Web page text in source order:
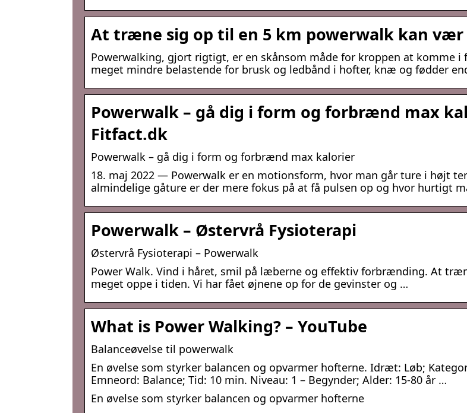
At træne sig op til en 5 km powerwalk kan vær
Powerwalking, gjort rigtigt, er en skånsom måde for kroppen at komme i
meget mindre belastende for brusk og ledbånd i hofter, knæ og fødder
Powerwalk – gå dig i form og forbrænd max
Fitfact.dk
Powerwalk – gå dig i form og forbrænd max kalorier
18. maj 2022 — Powerwalk er en motionsform, hvor man går ture i højt
almindelige gåture er der mere fokus på at få pulsen op og hvor hurtigt
Powerwalk – Østervrå Fysioterapi
Østervrå Fysioterapi – Powerwalk
Power Walk. Vind i håret, smil på læberne og effektiv forbrænding. At
meget oppe i tiden. Vi har fået øjnene op for de gevinster og …
What is Power Walking? – YouTube
Balanceøvelse til powerwalk
En øvelse som styrker balancen og opvarmer hofterne. Idræt: Løb;
Emneord: Balance; Tid: 10 min. Niveau: 1 – Begynder; Alder: 15-80 år …
En øvelse som styrker balancen og opvarmer hofterne